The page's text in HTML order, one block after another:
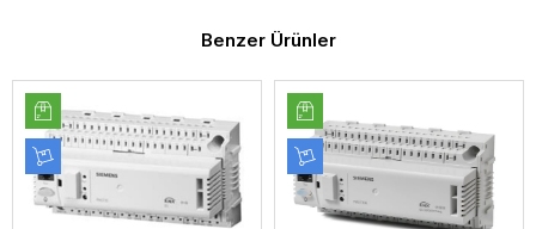
Benzer Ürünler